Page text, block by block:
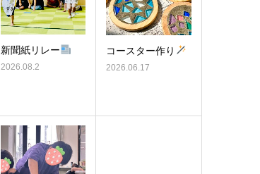
新聞紙リレー
2026.08.2
コースター作り
2026.06.17